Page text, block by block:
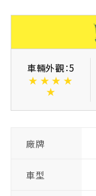
車輛外觀：5
★ ★ ★ ★
★
廠牌
車型